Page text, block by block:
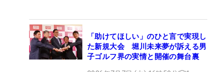
「助けてほしい」のひと言で実現し
た新規大会 堀川未来夢が訴える男
子ゴルフ界の実情と開催の舞台裏